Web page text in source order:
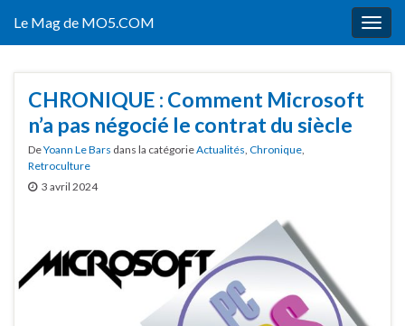
Le Mag de MO5.COM
CHRONIQUE : Comment Microsoft
n’a pas négocié le contrat du siècle
DeYoann Le Bars dans la catégorieActualités, Chronique,
Retroculture
3 avril 2024